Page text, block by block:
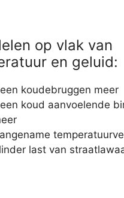
op vlak van
en geluid:
koudebruggen meer
koud aanvoelende
last van